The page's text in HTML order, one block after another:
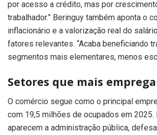
por acesso a crédito, mas por
trabalhador.” Beringuy também aponta o
inflacionário e a valorização real do
fatores relevantes. “Acaba beneficiando
segmentos mais elementares, menos
Setores que mais
O comércio segue como o principal
com 19,5 milhões de ocupados em 2025.
aparecem a administração pública,